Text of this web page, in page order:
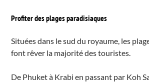
Profiter des plages paradisiaques
Situées dans le sud du royaume, les
font rêver la majorité des touristes.
De Phuket à Krabi en passant par Koh